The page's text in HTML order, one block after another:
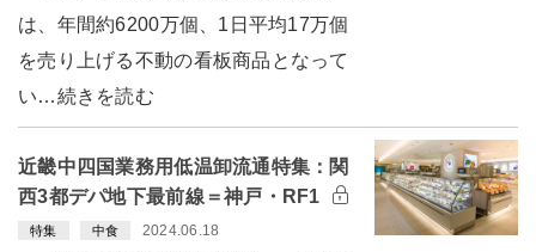
は、年間約6200万個、1日平均17万個
を売り上げる不動の看板商品となって
い…続きを読む
近畿中四国業務用低温卸流通特集：関
西3都デパ地下最前線＝神戸・RF1
特集 中食 2024.06.18